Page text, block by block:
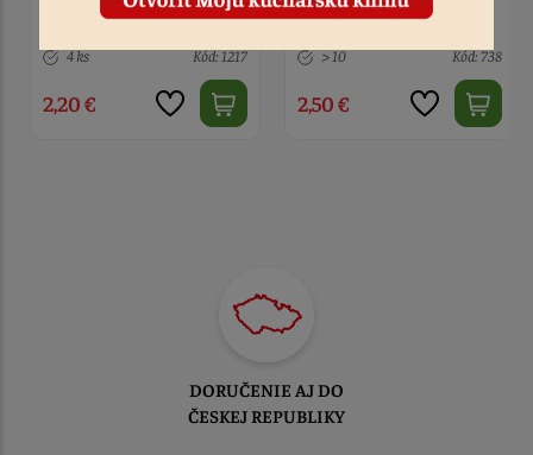
4 ks Kód: 1217
2,20 €
> 10 Kód: 738
2,50 €
DORUČENIE AJ DO
ČESKEJ REPUBLIKY